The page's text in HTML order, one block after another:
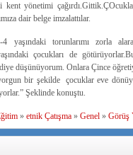
yönetimi
dair belge imzalattılar.
yaşındaki torunlarımı zorla
çocukları de
düşünüyorum. Onlara Çince
bir şekilde çocuklar eve
Şeklinde konuştu.
» etnik Çatışma» Genel» Görüş